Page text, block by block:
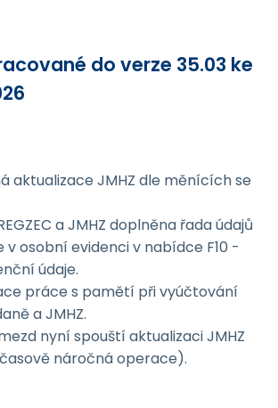
do verze 35.03 ke
aktualizace JMHZ dle měnících se
a JMHZ doplněna řada údajů
v osobní evidenci v nabídce F10 -
údaje.
práce s pamětí při vyúčtování
a JMHZ.
nyní spouští aktualizaci JMHZ
náročná operace).